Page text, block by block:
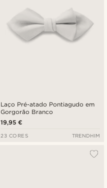
Laço Pré-atado Pontiagudo em
Gorgorão Branco
19,95 €
23 CORES TRENDHIM